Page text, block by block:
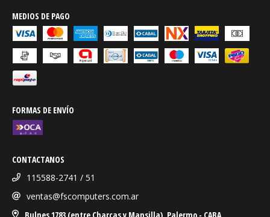
MEDIOS DE PAGO
FORMAS DE ENVÍO
CONTACTANOS
115588-2741 / 51
ventas@fscomputers.com.ar
Bulnes 1783 (entre Charcas y Mansilla), Palermo - CABA